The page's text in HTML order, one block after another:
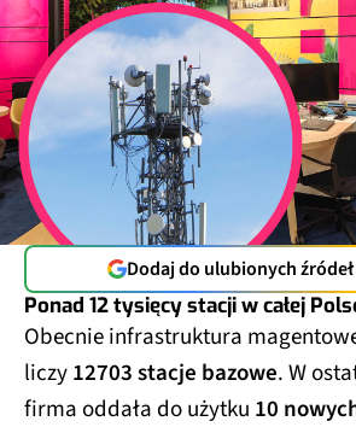
Dodaj do ulubionych
Ponad 12 tysięcy stacji w całej
Obecnie infrastruktura
liczy12703 stacje bazowe. W
firma oddała do użytku 10